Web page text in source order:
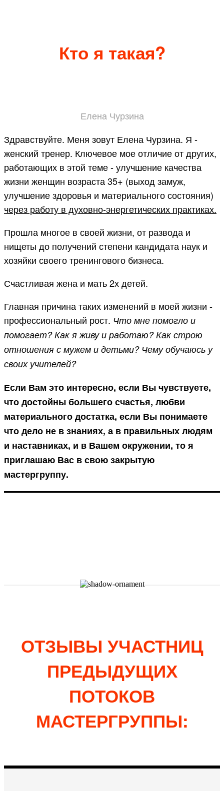
Кто я такая?
Елена Чурзина
Здравствуйте. Меня зовут Елена Чурзина. Я -
женский тренер. Ключевое мое отличие от других,
работающих в этой теме - улучшение качества
жизни женщин возраста 35+ (выход замуж,
улучшение здоровья и материального состояния)
через работу в духовно-энергетических практиках.
Прошла многое в своей жизни, от развода и
нищеты до получений степени кандидата наук и
хозяйки своего тренингового бизнеса.
Счастливая жена и мать 2х детей.
Главная причина таких изменений в моей жизни -
профессиональный рост. Что мне помогло и
помогает? Как я живу и работаю? Как строю
отношения с мужем и детьми? Чему обучаюсь у
своих учителей?
Если Вам это интересно, если Вы чувствуете,
что достойны большего счастья, любви
материального достатка, если Вы понимаете
что дело не в знаниях, а в правильных людям
и наставниках, и в Вашем окружении, то я
приглашаю Вас в свою закрытую
мастергруппу.
ОТЗЫВЫ УЧАСТНИЦ
ПРЕДЫДУЩИХ
ПОТОКОВ
МАСТЕРГРУППЫ: